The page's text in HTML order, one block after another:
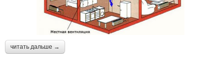
читать дальше →